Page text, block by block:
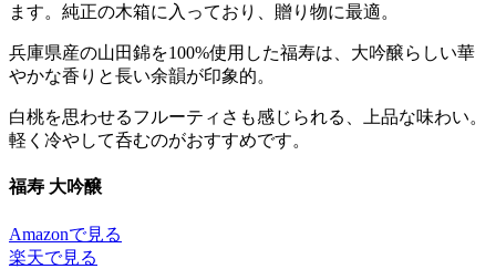
ます。純正の木箱に入っており、贈り物に最適。
兵庫県産の山田錦を100%使用した福寿は、大吟醸らしい華
やかな香りと長い余韻が印象的。
白桃を思わせるフルーティさも感じられる、上品な味わい。
軽く冷やして呑むのがおすすめです。
福寿 大吟醸
Amazonで見る
楽天で見る